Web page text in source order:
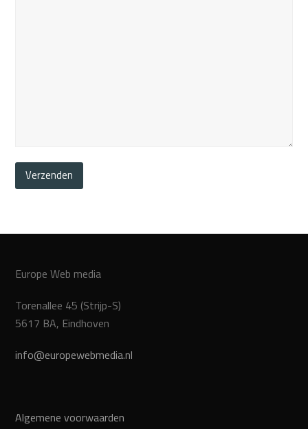
Europe Web media
Torenallee 45 (Strijp-S)
5617 BA, Eindhoven
info@europewebmedia.nl
Algemene voorwaarden